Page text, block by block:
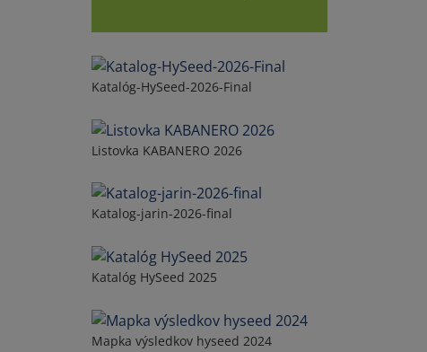
Katalóg-HySeed-2026-Final
Listovka KABANERO 2026
Katalog-jarin-2026-final
Katalóg HySeed 2025
Mapka výsledkov hyseed 2024